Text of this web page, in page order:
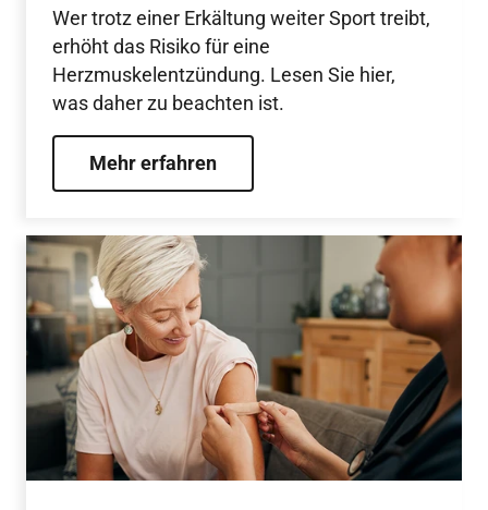
Wer trotz einer Erkältung weiter Sport treibt,
erhöht das Risiko für eine
Herzmuskelentzündung. Lesen Sie hier,
was daher zu beachten ist.
Mehr erfahren